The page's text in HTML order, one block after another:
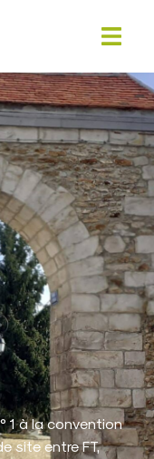
1 à la convention
site entre FT,